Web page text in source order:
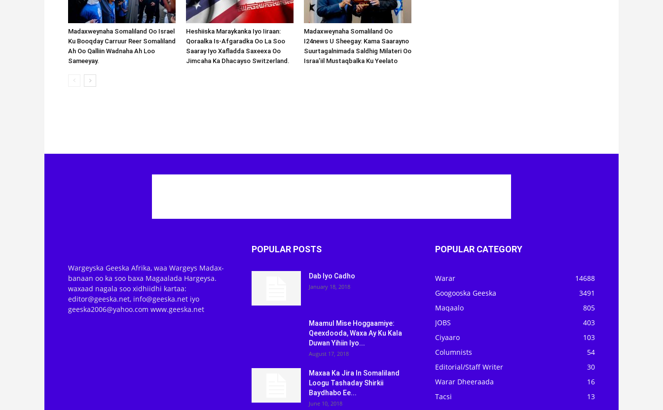
Madaxweynaha Somaliland Oo Israel
Ku Booqday Carruur Reer Somaliland
Ah Oo Qalliin Wadnaha Ah Loo
Sameeyay.
Heshiiska Maraykanka Iyo Iiraan:
Qoraalka Is-Afgaradka Oo La Soo
Saaray Iyo Xafladda Saxeexa Oo
Jimcaha Ka Dhacayso Switzerland.
Madaxweynaha Somaliland Oo
I24news U Sheegay: Kama Saarayno
Suurtagalnimada Saldhig Milateri Oo
Israa’iil Mustaqbalka Ku Yeelato
Wargeyska Geeska Afrika, waa Wargeys Madax-
banaan oo ka soo baxa Magaalada Hargeysa.
waxaad nagala soo xidhiidhi kartaa:
editor@geeska.net, info@geeska.net iyo
geeska2006@yahoo.com www.geeska.net
POPULAR POSTS
Dab Iyo Cadho
January 18, 2018
Maamul Mise Hoggaamiye:
Qeexdooda, Waxa Ay Ku Kala
Duwan Yihiin Iyo...
August 17, 2018
Maxaa Ka Jira In Somaliland
Loogu Tashaday Shirkii
Baydhabo Ee...
June 10, 2018
POPULAR CATEGORY
Warar
14688
Googooska Geeska
3491
Maqaalo
805
JOBS
403
Ciyaaro
103
Columnists
54
Editorial/Staff Writer
30
Warar Dheeraada
16
Tacsi
13